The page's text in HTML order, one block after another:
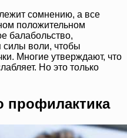
сомнению, а все
положительном
балабольство,
силы воли, чтобы
Многие утверждают, что
Но это только
профилактика